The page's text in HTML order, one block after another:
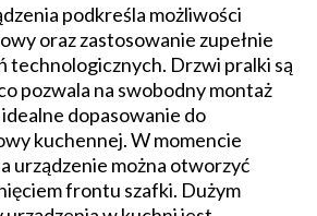
podkreśla możliwości
oraz zastosowanie zupełnie
technologicznych. Drzwi pralki są
pozwala na swobodny montaż
dopasowanie do
kuchennej. W momencie
urządzenie można otworzyć
frontu szafki. Dużym